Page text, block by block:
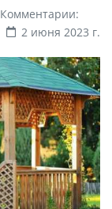
Комментарии:
2 июня 2023 г.